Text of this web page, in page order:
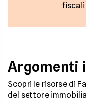
fiscali
Argomenti
Scopri le risorse di
del settore